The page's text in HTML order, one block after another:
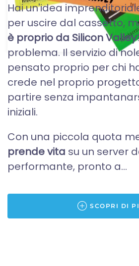
Hai un'idea
per uscire dal cassetto,
è proprio da Silicon Valley
problema. Il servizio di
pensato proprio per chi
crede nel proprio
partire senza
iniziali.
Con una piccola quota
prende vita su un server
performante, pronto a...
SCOPRI DI